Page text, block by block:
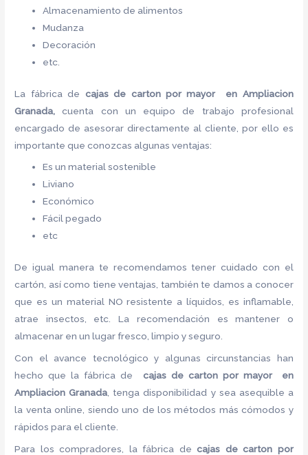
Almacenamiento de alimentos
Mudanza
Decoración
etc.
La fábrica de cajas de carton por mayor en Ampliacion
Granada,cuenta con un equipo de trabajo profesional
encargado de asesorar directamente al cliente, por ello es
importante que conozcas algunas ventajas:
Es un material sostenible
Liviano
Económico
Fácil pegado
etc
De igual manera te recomendamos tener cuidado con el
cartón, así como tiene ventajas, también te damos a conocer
que es un material NO resistente a líquidos, es inflamable,
atrae insectos, etc. La recomendación es mantener o
almacenar en un lugar fresco, limpio y seguro.
Con el avance tecnológico y algunas circunstancias han
hecho que la fábrica de cajas de carton por mayor en
Ampliacion Granada , tenga disponibilidad y sea asequible a
la venta online, siendo uno de los métodos más cómodos y
rápidos para el cliente.
Para los compradores, la fábrica decajas de carton por